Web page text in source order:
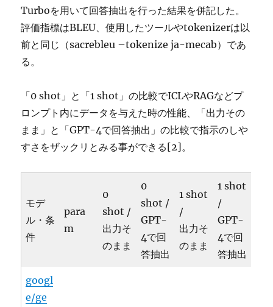
Turboを用いて回答抽出を行った結果を併記した。
評価指標はBLEU、使用したツールやtokenizerは以
前と同じ（sacrebleu –tokenize ja-mecab）であ
る。
「0 shot」と「1 shot」の比較でICLやRAGなどプ
ロンプト内にデータを与えた時の性能、「出力その
まま」と「GPT-4で回答抽出」の比較で指示のしや
すさをザックリとみる事ができる[2]。
モデ
ル・条
件
para
m
0
shot /
出力そ
のまま
0
shot /
GPT-
4で回
答抽出
1 shot
/
出力そ
のまま
1 shot
/
GPT-
4で回
答抽出
googl
e/ge